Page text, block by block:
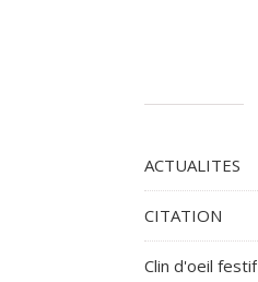
ACTUALITES
CITATION
Clin d'oeil festif